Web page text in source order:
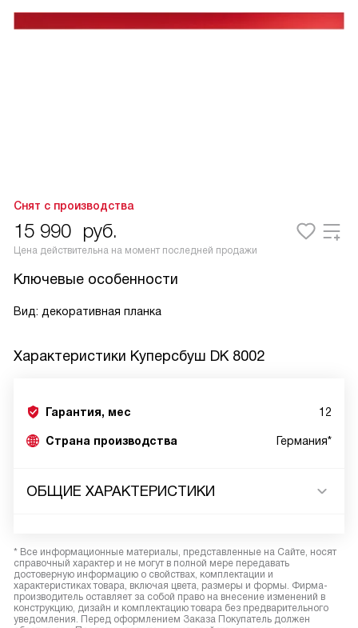
Снят с производства
15 990 руб.
Цена действительна на момент последней продажи
Ключевые особенности
Вид: декоративная планка
Характеристики Куперсбуш DK 8002
Гарантия, мес 12
Страна производства Германия*
ОБЩИЕ ХАРАКТЕРИСТИКИ
* Все информационные материалы, представленные на Сайте, носят
справочный характер и не могут в полной мере передавать
достоверную информацию о свойствах, комплектации и
характеристиках товара, включая цвета, размеры и формы. Фирма-
производитель оставляет за собой право на внесение изменений в
конструкцию, дизайн и комплектацию товара без предварительного
уведомления. Перед оформлением Заказа Покупатель должен